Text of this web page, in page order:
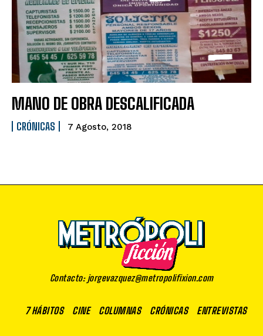
MANO DE OBRA DESCALIFICADA
CRÓNICAS 7 Agosto, 2018
Contacto: jorgevazquez@metropolifixion.com
7 HÁBITOS CINE COLUMNAS CRÓNICAS ENTREVISTAS